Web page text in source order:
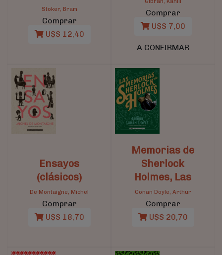
Stoker, Bram
Comprar
U$S 12,40
Comprar
U$S 7,00
A CONFIRMAR
Ensayos
(clásicos)
De Montaigne, Michel
Comprar
U$S 18,70
Memorias de
Sherlock
Holmes, Las
Conan Doyle, Arthur
Comprar
U$S 20,70